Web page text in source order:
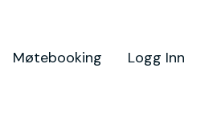
Møtebooking Logg Inn